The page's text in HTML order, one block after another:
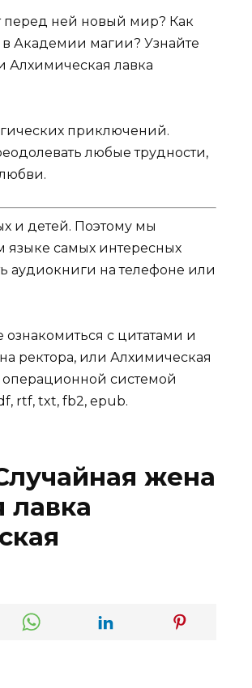
перед ней новый мир? Как
в Академии магии? Узнайте
Алхимическая лавка
приключений.
любые трудности,
и детей. Поэтому мы
языке самых интересных
аудиокниги на телефоне или
с цитатами и
ректора, или Алхимическая
операционной системой
rtf, txt, fb2, epub.
жена
лавка